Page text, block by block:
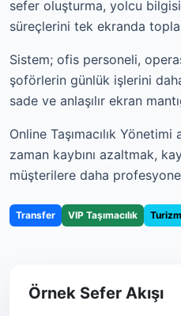
sefer oluşturma, yolcu
süreçlerini tek ekranda
Sistem; ofis personeli,
şoförlerin günlük işlerini
sade ve anlaşılır ekran
Online Taşımacılık
zaman kaybını azaltmak,
müşterilere daha
Transfer VIP Taşımacılık Turizm
Örnek Sefer Akışı